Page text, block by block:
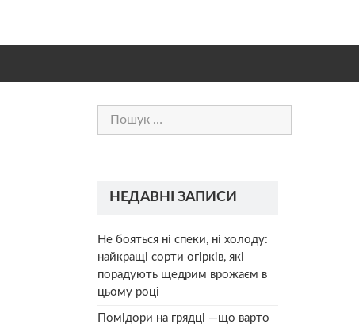
Пошук:
НЕДАВНІ ЗАПИСИ
Не бояться ні спеки, ні холоду:
найкращі сорти огірків, які
порадують щедрим врожаєм в
цьому році
Помідори на грядці —що варто